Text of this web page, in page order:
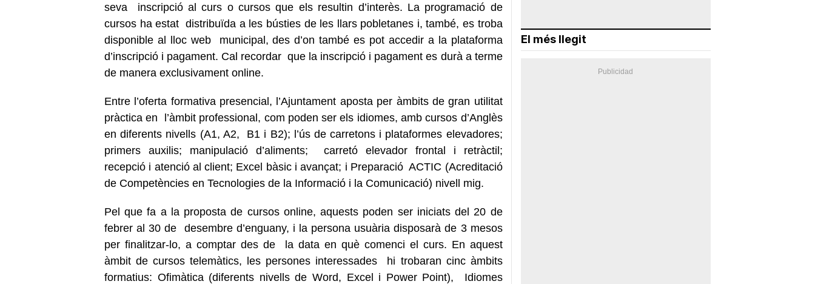
seva inscripció al curs o cursos que els resultin d’interès. La programació de
cursos ha estat distribuïda a les bústies de les llars pobletanes i, també, es troba
disponible al lloc web municipal, des d’on també es pot accedir a la plataforma
d’inscripció i pagament. Cal recordar que la inscripció i pagament es durà a terme
de manera exclusivament online.
Entre l’oferta formativa presencial, l’Ajuntament aposta per àmbits de gran utilitat
pràctica en l’àmbit professional, com poden ser els idiomes, amb cursos d’Anglès
en diferents nivells (A1, A2, B1 i B2); l’ús de carretons i plataformes elevadores;
primers auxilis; manipulació d’aliments; carretó elevador frontal i retràctil;
recepció i atenció al client; Excel bàsic i avançat; i Preparació ACTIC (Acreditació
de Competències en Tecnologies de la Informació i la Comunicació) nivell mig.
Pel que fa a la proposta de cursos online, aquests poden ser iniciats del 20 de
febrer al 30 de desembre d’enguany, i la persona usuària disposarà de 3 mesos
per finalitzar-lo, a comptar des de la data en què comenci el curs. En aquest
àmbit de cursos telemàtics, les persones interessades hi trobaran cinc àmbits
formatius: Ofimàtica (diferents nivells de Word, Excel i Power Point), Idiomes
El més llegit